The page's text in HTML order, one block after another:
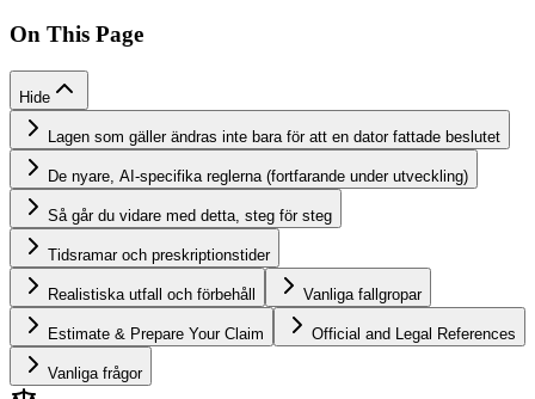
On This Page
Hide
Lagen som gäller ändras inte bara för att en dator fattade beslutet
De nyare, AI-specifika reglerna (fortfarande under utveckling)
Så går du vidare med detta, steg för steg
Tidsramar och preskriptionstider
Realistiska utfall och förbehåll Vanliga fallgropar
Estimate & Prepare Your Claim Official and Legal References
Vanliga frågor